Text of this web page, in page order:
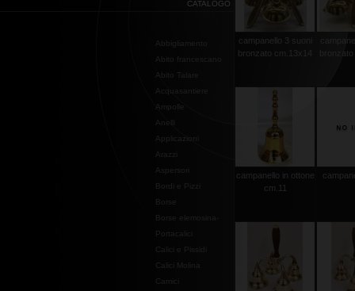
CATALOGO
Abbigliamento
Abito francescano
Abito Talare
Acquasantiere
Ampolle
Anelli
Applicazioni
Arazzi
Aspersori
Bordi e Pizzi
Borse
Borse elemosina-
Portacalici
Calici e Pissidi
Calici Molina
campanello 3 suoni
bronzato cm.13x14
campanello in ottone
cm.11